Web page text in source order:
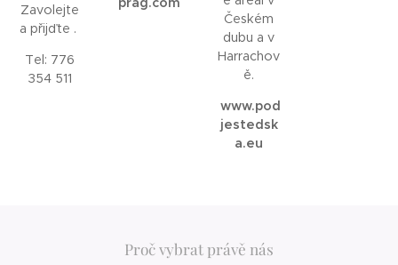
Zavolejte
a přijďte .
Tel: 776
354 511
Českém
dubu a v
Harrachov
ě.
www.pod
jestedsk
a.eu
Proč vybrat právě nás